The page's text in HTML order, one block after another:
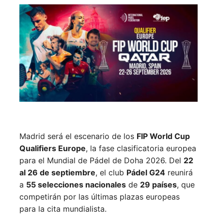
Madrid será el escenario de los FIP World Cup
Qualifiers Europe, la fase clasificatoria europea
para el Mundial de Pádel de Doha 2026. Del 22
al 26 de septiembre, el club Pádel G24 reunirá
a 55 selecciones nacionales de 29 países, que
competirán por las últimas plazas europeas
para la cita mundialista.